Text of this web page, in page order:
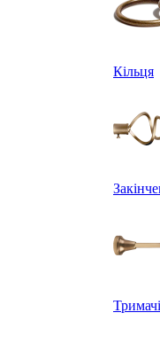
Кільця
Тримачі